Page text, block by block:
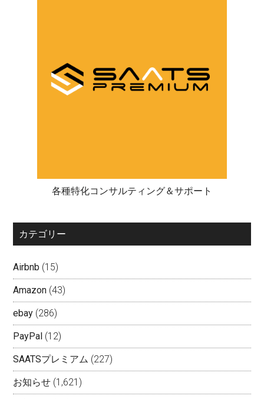
各種特化コンサルティング＆サポート
カテゴリー
Airbnb (15)
Amazon (43)
ebay (286)
PayPal (12)
SAATSプレミアム (227)
お知らせ (1,621)